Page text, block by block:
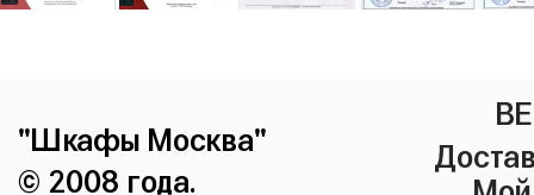
"Шкафы Москва"
© 2008 года.